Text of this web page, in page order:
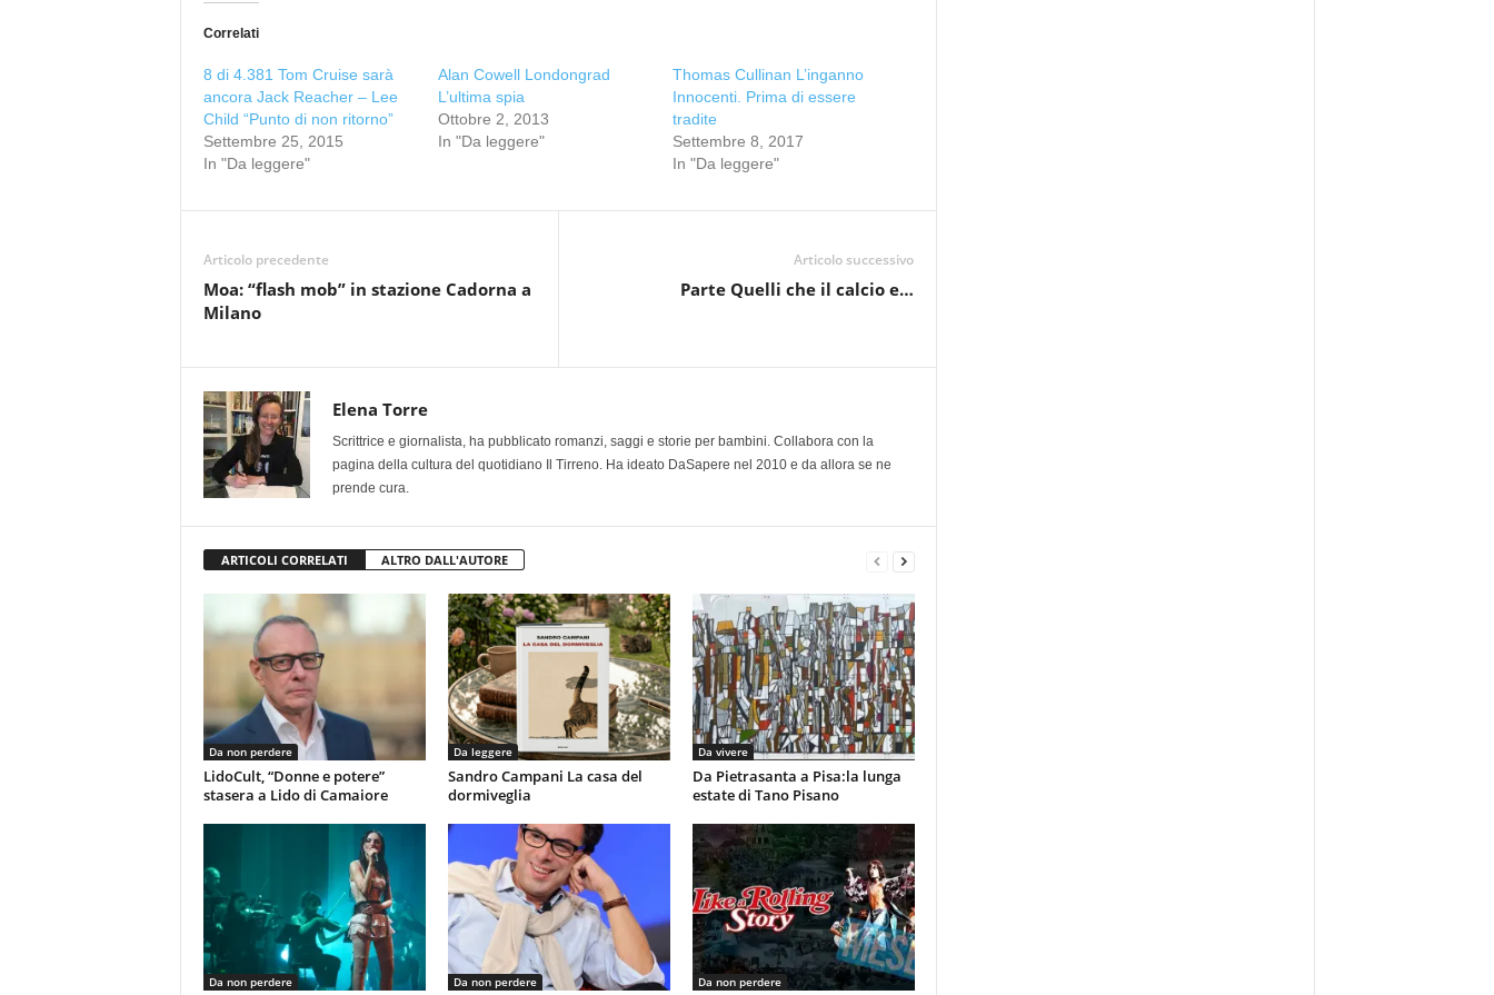
Correlati
8 di 4.381 Tom Cruise sarà
ancora Jack Reacher – Lee
Child “Punto di non ritorno”
Settembre 25, 2015
In "Da leggere"
Alan Cowell Londongrad
L’ultima spia
Ottobre 2, 2013
In "Da leggere"
Thomas Cullinan L’inganno
Innocenti. Prima di essere
tradite
Settembre 8, 2017
In "Da leggere"
Articolo precedente
Moa: “flash mob” in stazione Cadorna a
Milano
Articolo successivo
Parte Quelli che il calcio e…
Elena Torre
Scrittrice e giornalista, ha pubblicato romanzi, saggi e storie per bambini. Collabora con la
pagina della cultura del quotidiano Il Tirreno. Ha ideato DaSapere nel 2010 e da allora se ne
prende cura.
ARTICOLI CORRELATI ALTRO DALL'AUTORE
Da non perdere
LidoCult, “Donne e potere”
stasera a Lido di Camaiore
Da leggere
Sandro Campani La casa del
dormiveglia
Da vivere
Da Pietrasanta a Pisa:la lunga
estate di Tano Pisano
Da non perdere Da non perdere Da non perdere